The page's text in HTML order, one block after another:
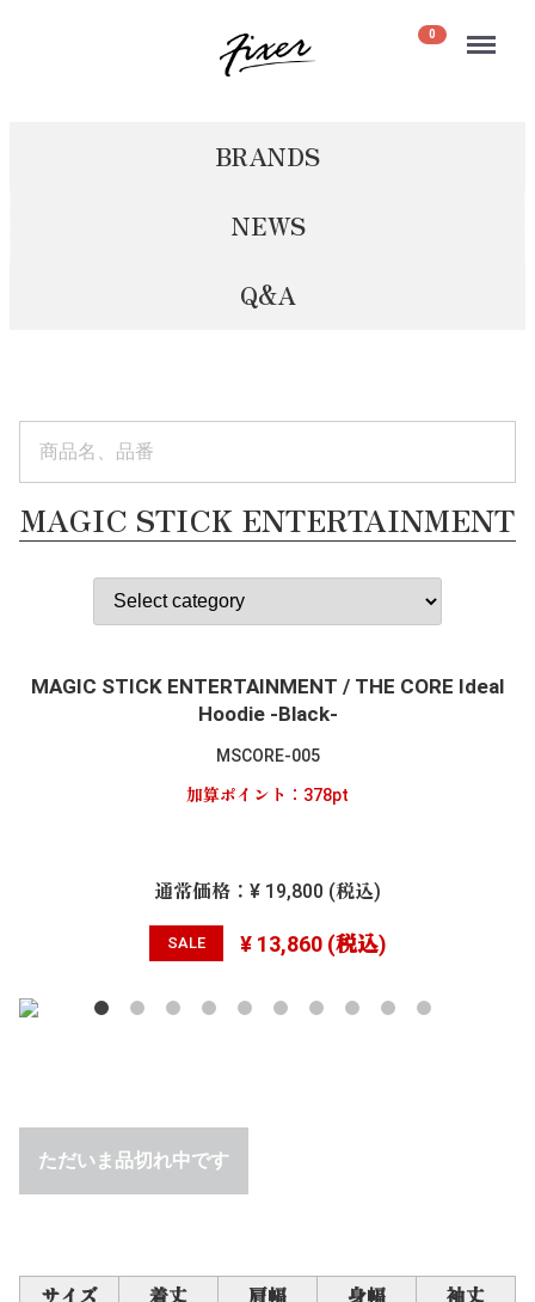
0 Menu
BRANDS
NEWS
Q&A
MAGIC STICK ENTERTAINMENT
MAGIC STICK ENTERTAINMENT / THE CORE Ideal
Hoodie -Black-
MSCORE-005
加算ポイント： 378pt
通常価格： ¥ 19,800 (税込)
SALE ¥ 13,860(税込)
ただいま品切れ中です
サイズ 着丈 肩幅 身幅
袖丈